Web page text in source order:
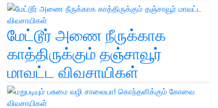
மேட்டூர் அணை நீருக்காக
காத்திருக்கும் தஞ்சாவூர்
மாவட்ட விவசாயிகள்